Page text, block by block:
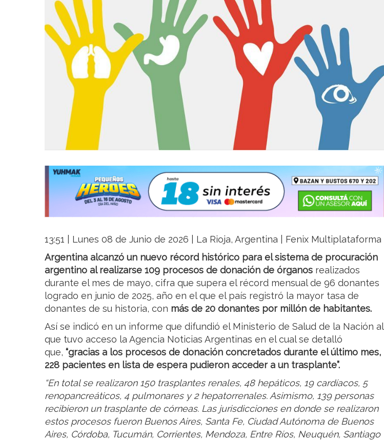
13:51 | Lunes 08 de Junio de 2026 | La Rioja, Argentina | Fenix Multiplataforma
Argentina alcanzó un nuevo récord histórico para el sistema de procuración
argentino al realizarse 109 procesos de donación de órganos realizados
durante el mes de mayo, cifra que supera el récord mensual de 96 donantes
logrado en junio de 2025, año en el que el país registró la mayor tasa de
donantes de su historia, con más de 20 donantes por millón de habitantes.
Así se indicó en un informe que difundió el Ministerio de Salud de la Nación al
que tuvo acceso la Agencia Noticias Argentinas en el cual se detalló
que, “gracias a los procesos de donación concretados durante el último mes,
228 pacientes en lista de espera pudieron acceder a un trasplante”.
“En total se realizaron 150 trasplantes renales, 48 hepáticos, 19 cardíacos, 5
renopancreáticos, 4 pulmonares y 2 hepatorrenales. Asimismo, 139 personas
recibieron un trasplante de córneas. Las jurisdicciones en donde se realizaron
estos procesos fueron Buenos Aires, Santa Fe, Ciudad Autónoma de Buenos
Aires, Córdoba, Tucumán, Corrientes, Mendoza, Entre Ríos, Neuquén, Santiago